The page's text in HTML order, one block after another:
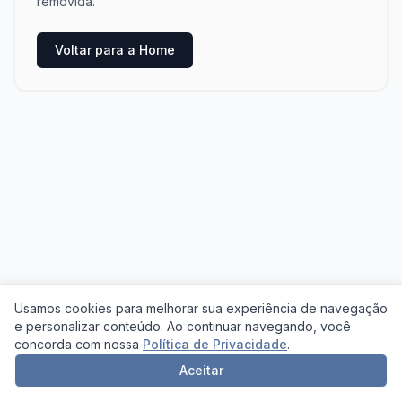
Usamos cookies para melhorar sua experiência de navegação
e personalizar conteúdo. Ao continuar navegando, você
concorda com nossa Política de Privacidade.
Aceitar
Voltar para a Home